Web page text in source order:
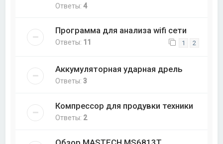
Ответы:4
Программа для анализа wifi сети
Ответы: 11 1 2
Аккумуляторная ударная дрель
Ответы:3
Компрессор для продувки техники
Ответы: 2